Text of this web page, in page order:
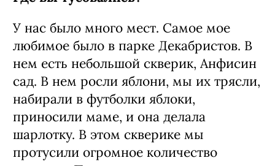
У нас было много мест. Самое мое
любимое было в парке Декабристов. В
нем есть небольшой скверик, Анфисин
сад. В нем росли яблони, мы их трясли,
набирали в футболки яблоки,
приносили маме, и она делала
шарлотку. В этом скверике мы
протусили огромное количество